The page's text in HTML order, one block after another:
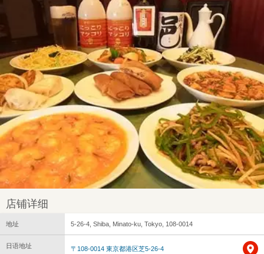
店铺详细
地址 5-26-4, Shiba, Minato-ku, Tokyo, 108-0014
日语地址 〒108-0014 東京都港区芝5-26-4